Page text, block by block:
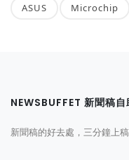
ASUS Microchip
NEWSBUFFET 新聞稿
新聞稿的好去處，三分鐘上